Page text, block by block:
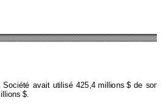
Société avait utilisé 425,4 millions $ de son
$.